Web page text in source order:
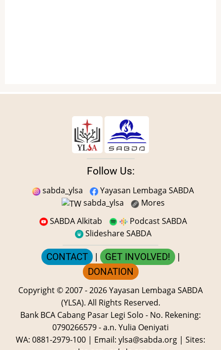
Follow Us:
sabda_ylsa
Yayasan Lembaga SABDA
sabda_ylsa
Mores
SABDA Alkitab
Podcast SABDA
Slideshare SABDA
CONTACT | GET INVOLVED! |
DONATION
Copyright© 2007 -2026Yayasan Lembaga SABDA
(YLSA). All Rights Reserved.
Bank BCA Cabang Pasar Legi Solo - No. Rekening:
0790266579 - a.n. Yulia Oeniyati
WA: 0881-2979-100 | Email: ylsa@sabda.org | Sites: